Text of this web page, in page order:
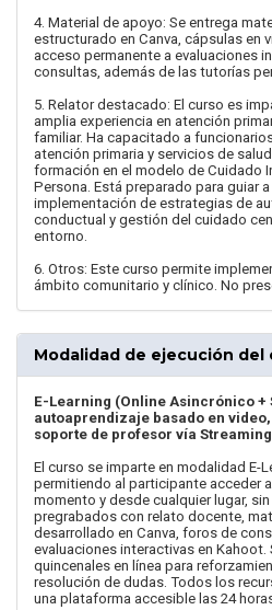
4. Material de apoyo: Se entrega
estructurado en Canva, cápsulas en
acceso permanente a evaluaciones
consultas, además de las tutorías
5. Relator destacado: El curso es
amplia experiencia en atención
familiar. Ha capacitado a
atención primaria y servicios de
formación en el modelo de Cuidado
Persona. Está preparado para guiar
implementación de estrategias de
conductual y gestión del cuidado
entorno.
6. Otros: Este curso permite
ámbito comunitario y clínico. No
Modalidad de ejecución del
E-Learning (Online Asincrónico
autoaprendizaje basado en
soporte de profesor vía Streaming
El curso se imparte en modalidad E-
permitiendo al participante acceder
momento y desde cualquier lugar,
pregrabados con relato docente,
desarrollado en Canva, foros de
evaluaciones interactivas en
quincenales en línea para
resolución de dudas. Todos los
una plataforma accesible las 24